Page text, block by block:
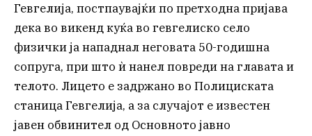
Гевгелија, постпаувајќи по претходна пријава
дека во викенд куќа во гевгелиско село
физички ја нападнал неговата 50-годишна
сопруга, при што ѝ нанел повреди на главата и
телото. Лицето е задржано во Полициската
станица Гевгелија, а за случајот е известен
јавен обвинител од Основното јавно